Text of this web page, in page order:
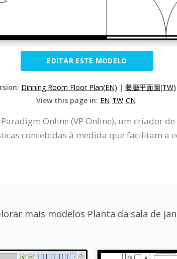
EDITAR ESTE MODELO
Dinning Room Floor Plan(EN) | 餐廳平面圖(TW)
View this page in: EN TW CN
Online (VP Online), um criador
concebidas à medida que facilitam a
mais modelos Planta da sala de